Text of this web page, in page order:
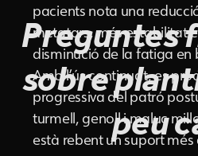
pacients nota una
metatars, més estabilitat
disminució de la fatiga en
Amb l’ús continuat, es
progressiva del patró
turmell, genoll i maluc
està rebent un suport
Preguntes
sobre
peu